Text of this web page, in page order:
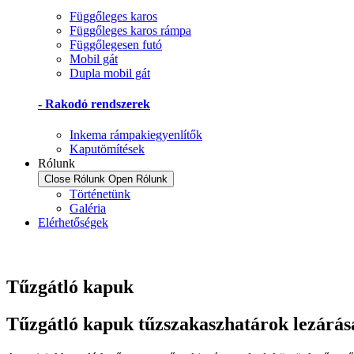
Függőleges karos
Függőleges karos rámpa
Függőlegesen futó
Mobil gát
Dupla mobil gát
- Rakodó rendszerek
Inkema rámpakiegyenlítők
Kaputömítések
Rólunk
Close Rólunk Open Rólunk
Történetünk
Galéria
Elérhetőségek
Tűzgátló kapuk
Tűzgátló kapuk tűzszakaszhatárok